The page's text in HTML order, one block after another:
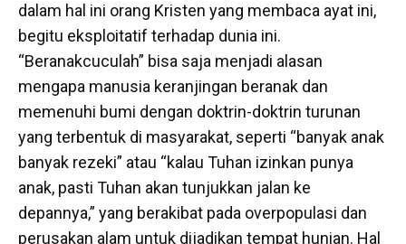
dalam hal ini orang Kristen yang membaca ayat ini,
begitu eksploitatif terhadap dunia ini.
“Beranakcuculah” bisa saja menjadi alasan
mengapa manusia keranjingan beranak dan
memenuhi bumi dengan doktrin-doktrin turunan
yang terbentuk di masyarakat, seperti “banyak anak
banyak rezeki” atau “kalau Tuhan izinkan punya
anak, pasti Tuhan akan tunjukkan jalan ke
depannya,” yang berakibat pada overpopulasi dan
perusakan alam untuk dijadikan tempat hunian. Hal